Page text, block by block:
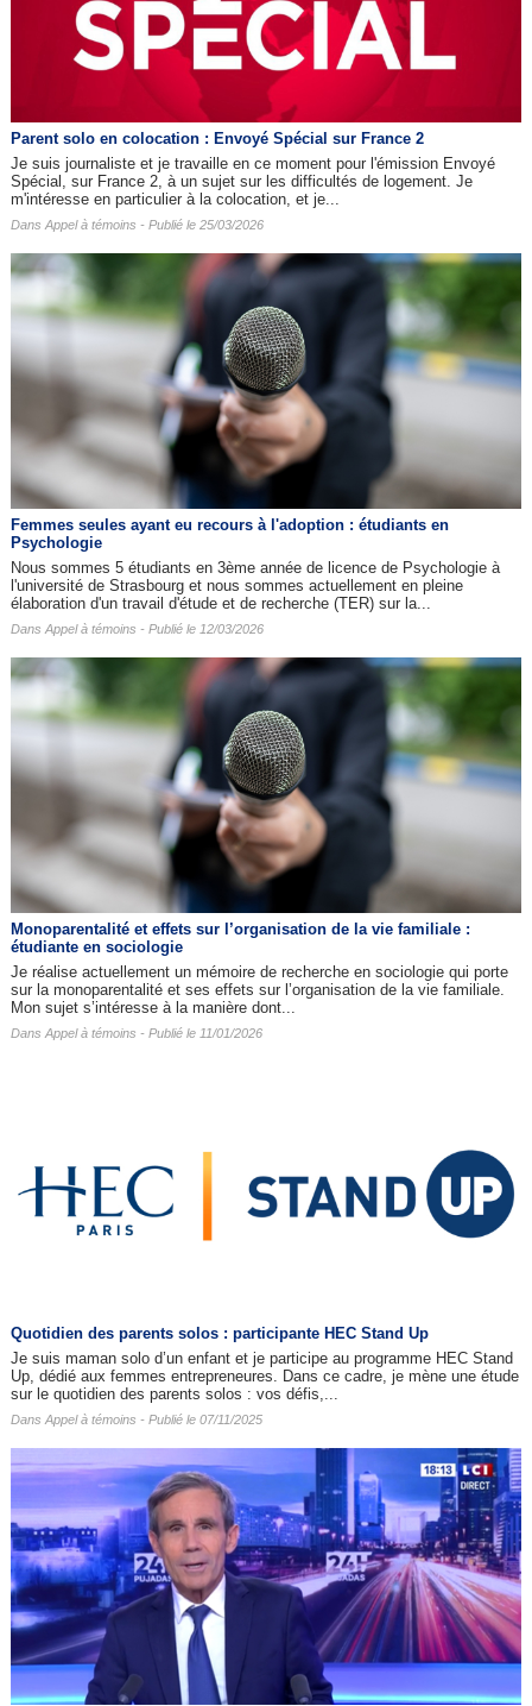
Parent solo en colocation : Envoyé Spécial sur France 2
Je suis journaliste et je travaille en ce moment pour l'émission Envoyé
Spécial, sur France 2, à un sujet sur les difficultés de logement. Je
m'intéresse en particulier à la colocation, et je...
Dans Appel à témoins - Publié le 25/03/2026
Femmes seules ayant eu recours à l'adoption : étudiants en
Psychologie
Nous sommes 5 étudiants en 3ème année de licence de Psychologie à
l'université de Strasbourg et nous sommes actuellement en pleine
élaboration d'un travail d'étude et de recherche (TER) sur la...
Dans Appel à témoins - Publié le 12/03/2026
Monoparentalité et effets sur l’organisation de la vie familiale :
étudiante en sociologie
Je réalise actuellement un mémoire de recherche en sociologie qui porte
sur la monoparentalité et ses effets sur l’organisation de la vie familiale.
Mon sujet s’intéresse à la manière dont...
Dans Appel à témoins - Publié le 11/01/2026
Quotidien des parents solos : participante HEC Stand Up
Je suis maman solo d’un enfant et je participe au programme HEC Stand
Up, dédié aux femmes entrepreneures. Dans ce cadre, je mène une étude
sur le quotidien des parents solos : vos défis,...
Dans Appel à témoins - Publié le 07/11/2025